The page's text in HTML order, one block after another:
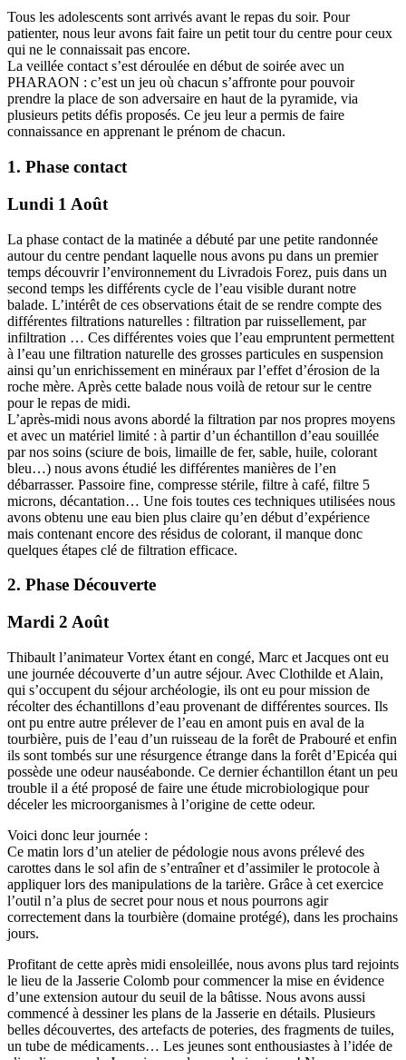
Tous les adolescents sont arrivés avant le repas du soir. Pour
patienter, nous leur avons fait faire un petit tour du centre pour ceux
qui ne le connaissait pas encore.
La veillée contact s’est déroulée en début de soirée avec un
PHARAON : c’est un jeu où chacun s’affronte pour pouvoir
prendre la place de son adversaire en haut de la pyramide, via
plusieurs petits défis proposés. Ce jeu leur a permis de faire
connaissance en apprenant le prénom de chacun.
1. Phase contact
Lundi 1 Août
La phase contact de la matinée a débuté par une petite randonnée
autour du centre pendant laquelle nous avons pu dans un premier
temps découvrir l’environnement du Livradois Forez, puis dans un
second temps les différents cycle de l’eau visible durant notre
balade. L’intérêt de ces observations était de se rendre compte des
différentes filtrations naturelles : filtration par ruissellement, par
infiltration … Ces différentes voies que l’eau empruntent permettent
à l’eau une filtration naturelle des grosses particules en suspension
ainsi qu’un enrichissement en minéraux par l’effet d’érosion de la
roche mère. Après cette balade nous voilà de retour sur le centre
pour le repas de midi.
L’après-midi nous avons abordé la filtration par nos propres moyens
et avec un matériel limité : à partir d’un échantillon d’eau souillée
par nos soins (sciure de bois, limaille de fer, sable, huile, colorant
bleu…) nous avons étudié les différentes manières de l’en
débarrasser. Passoire fine, compresse stérile, filtre à café, filtre 5
microns, décantation… Une fois toutes ces techniques utilisées nous
avons obtenu une eau bien plus claire qu’en début d’expérience
mais contenant encore des résidus de colorant, il manque donc
quelques étapes clé de filtration efficace.
2. Phase Découverte
Mardi 2 Août
Thibault l’animateur Vortex étant en congé, Marc et Jacques ont eu
une journée découverte d’un autre séjour. Avec Clothilde et Alain,
qui s’occupent du séjour archéologie, ils ont eu pour mission de
récolter des échantillons d’eau provenant de différentes sources. Ils
ont pu entre autre prélever de l’eau en amont puis en aval de la
tourbière, puis de l’eau d’un ruisseau de la forêt de Prabouré et enfin
ils sont tombés sur une résurgence étrange dans la forêt d’Epicéa qui
possède une odeur nauséabonde. Ce dernier échantillon étant un peu
trouble il a été proposé de faire une étude microbiologique pour
déceler les microorganismes à l’origine de cette odeur.
Voici donc leur journée :
Ce matin lors d’un atelier de pédologie nous avons prélevé des
carottes dans le sol afin de s’entraîner et d’assimiler le protocole à
appliquer lors des manipulations de la tarière. Grâce à cet exercice
l’outil n’a plus de secret pour nous et nous pourrons agir
correctement dans la tourbière (domaine protégé), dans les prochains
jours.
Profitant de cette après midi ensoleillée, nous avons plus tard rejoints
le lieu de la Jasserie Colomb pour commencer la mise en évidence
d’une extension autour du seuil de la bâtisse. Nous avons aussi
commencé à dessiner les plans de la Jasserie en détails. Plusieurs
belles découvertes, des artefacts de poteries, des fragments de tuiles,
un tube de médicaments… Les jeunes sont enthousiastes à l’idée de